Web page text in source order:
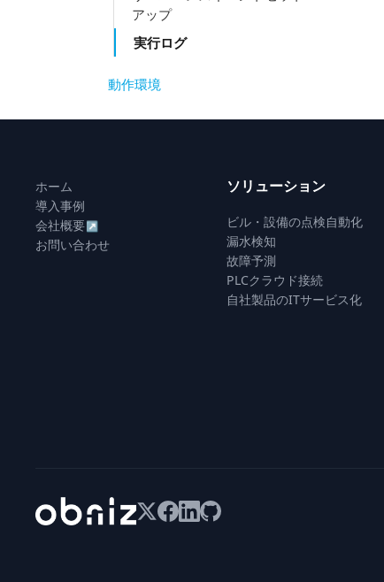
アップ
実行ログ
動作環境
ホーム
導入事例
会社概要↗
お問い合わせ
ソリューション
ビル・設備の点検自動化
漏水検知
故障予測
PLCクラウド接続
自社製品のITサービス化